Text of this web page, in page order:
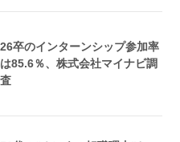
26卒のインターンシップ参加率
は85.6％、株式会社マイナビ調
査